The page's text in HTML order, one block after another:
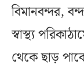
বিমানবন্দর,
স্বাস্থ্য
থেকে ছাড়